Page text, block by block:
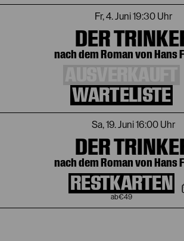
Fr, 4. Juni19:30 Uhr
DER
nach dem Roman von Hans
WARTELISTE
Sa, 19. Juni16:00 Uhr
DER
nach dem Roman von Hans
RESTKARTEN
€49